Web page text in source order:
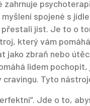
zahrnuje
spojené s
jíst. Je to o
který vám
zbraň nebo
lidem
Tyto
Jde o to,